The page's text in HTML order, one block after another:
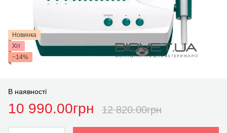
Новинка
Хіт
−14%
В наявності
10 990.00грн 12 820.00грн